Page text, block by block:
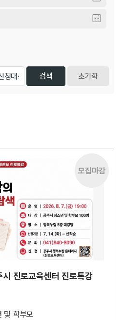
초기화
모집마감
진로교육센터 진로특강
및 학부모